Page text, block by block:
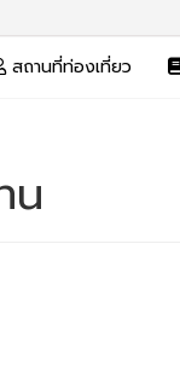
สถานที่ท่องเที่ยว
น